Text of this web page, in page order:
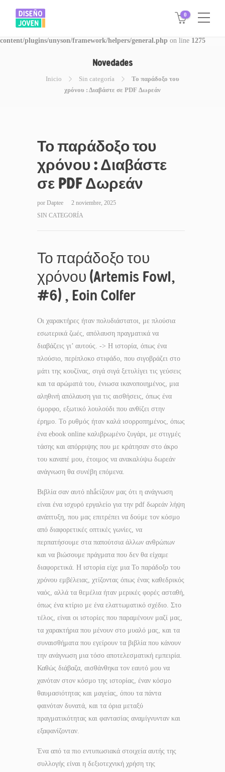
Warning: Invalid argument supplied for foreach() in
/www/disegnojoven.com.ar/htdocs/wp-
content/plugins/unyson/framework/helpers/general.php on line 1275
0
Novedades
Inicio Sin categoría
Το παράδοξο του
χρόνου : Διαβάστε σε PDF Δωρεάν
Το παράδοξο του
χρόνου : Διαβάστε
σε PDF Δωρεάν
por Daptee
2 noviembre, 2025
SIN CATEGORÍA
Το παράδοξο του
χρόνου (Artemis Fowl,
#6) , Eoin Colfer
Οι χαρακτήρες ήταν πολυδιάστατοι, με πλούσια
εσωτερικά ζωές, απόλαυση πραγματικά να
διαβάζεις γι’ αυτούς. -> Η ιστορία, όπως ένα
πλούσιο, περίπλοκο στιφάδο, που σιγοβράζει στο
μάτι της κουζίνας, σιγά σιγά ξετυλίγει τις γεύσεις
και τα αρώματά του, ένιωσα ικανοποιημένος, μια
αληθινή απόλαυση για τις αισθήσεις, όπως ένα
όμορφο, εξωτικό λουλούδι που ανθίζει στην
έρημο. Το ρυθμός ήταν καλά ισορροπημένος, όπως
ένα ebook online καλιβρωμένο ζυγάρι, με στιγμές
τάσης και απόρριψης που με κράτησαν στο άκρο
του καναπέ μου, έτοιμος να ανακαλύψω δωρεάν
ανάγνωση θα συνέβη επόμενα.
Βιβλία σαν αυτό nhắcίζουν μας ότι η ανάγνωση
είναι ένα ισχυρό εργαλείο για την pdf δωρεάν λήψη
ανάπτυξη, που μας επιτρέπει να δούμε τον κόσμο
από διαφορετικές οπτικές γωνίες, να
περπατήσουμε στα παπούτσια άλλων ανθρώπων
και να βιώσουμε πράγματα που δεν θα είχαμε
διαφορετικά. Η ιστορία είχε μια Το παράδοξο του
χρόνου εμβέλειας, χτίζοντας όπως ένας καθεδρικός
ναός, αλλά τα θεμέλια ήταν μερικές φορές ασταθή,
όπως ένα κτίριο με ένα ελαττωματικό σχέδιο. Στο
τέλος, είναι οι ιστορίες που παραμένουν μαζί μας,
τα χαρακτήρια που μένουν στο μυαλό μας, και τα
συναισθήματα που εγείρουν τα βιβλία που κάνουν
την ανάγνωση μια τόσο αποτελεσματική εμπειρία.
Καθώς διάβαζα, αισθάνθηκα τον εαυτό μου να
χανόταν στον κόσμο της ιστορίας, έναν κόσμο
θαυμασιότητας και μαγείας, όπου τα πάντα
φαινόταν δυνατά, και τα όρια μεταξύ
πραγματικότητας και φαντασίας αναμίγνυνταν και
εξαφανίζονταν.
Ένα από τα πιο εντυπωσιακά στοιχεία αυτής της
συλλογής είναι η δεξιοτεχνική χρήση της